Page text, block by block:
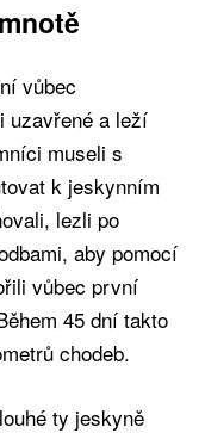
vůbec
uzavřené a leží
museli s
k jeskynním
lezli po
aby pomocí
vůbec první
45 dní takto
chodeb.
ty jeskyně